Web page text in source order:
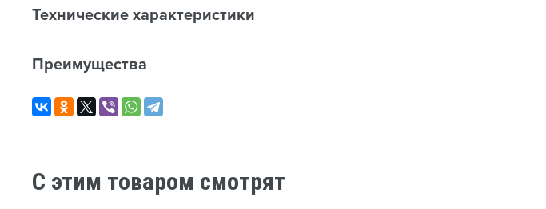
Технические характеристики
Преимущества
C этим товаром смотрят